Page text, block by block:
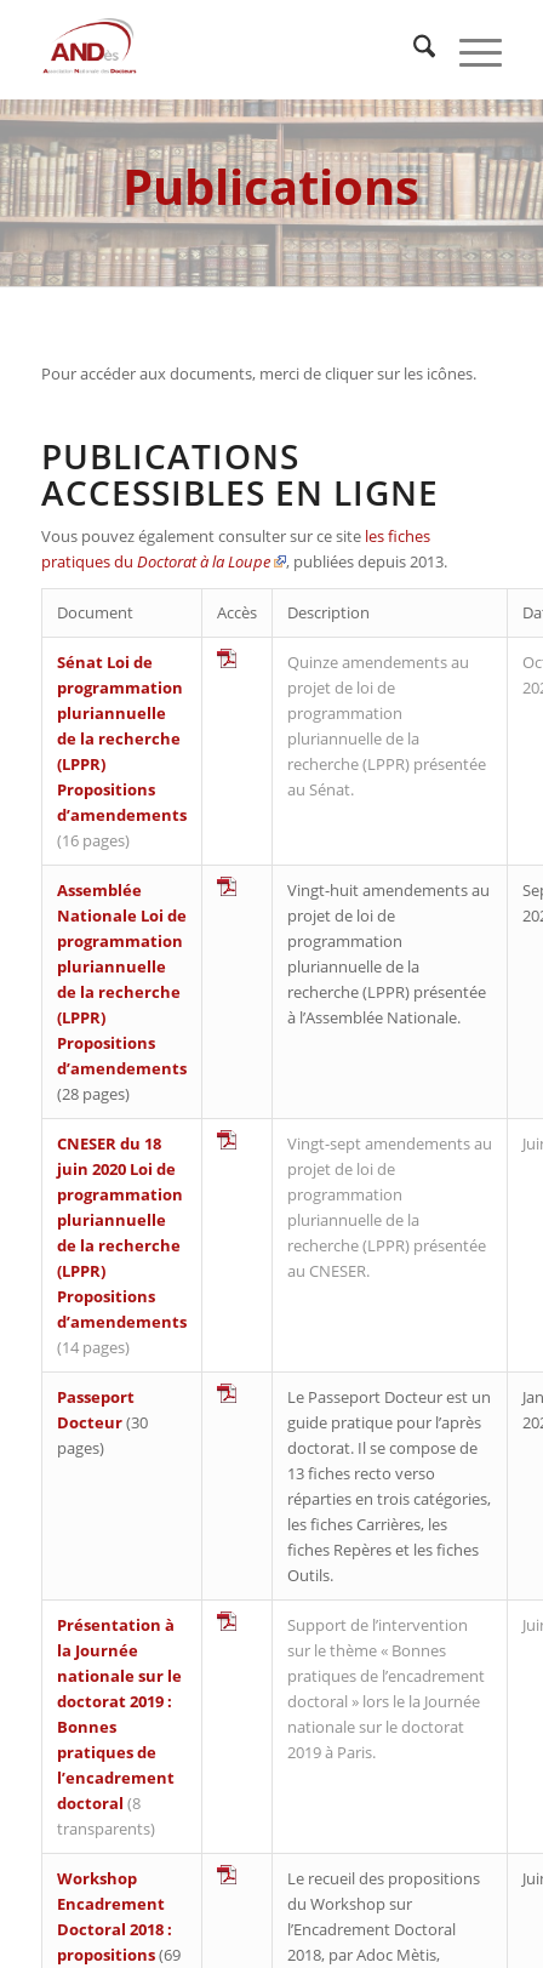
Publications
Pour accéder aux documents, merci de cliquer sur les icônes.
PUBLICATIONS
ACCESSIBLES EN LIGNE
Vous pouvez également consulter sur ce site les fiches
pratiques du Doctorat à la Loupe , publiées depuis 2013.
Document Accès Description
Sénat Loi de
programmation
pluriannuelle
de la recherche
(LPPR)
Propositions
d’amendements
(16 pages)
Quinze amendements au
projet de loi de
programmation
pluriannuelle de la
recherche (LPPR) présentée
au Sénat.
Assemblée
Nationale Loi de
programmation
pluriannuelle
de la recherche
(LPPR)
Propositions
d’amendements
(28 pages)
Vingt-huit amendements au
projet de loi de
programmation
pluriannuelle de la
recherche (LPPR) présentée
à l’Assemblée Nationale.
CNESER du 18
juin 2020 Loi de
programmation
pluriannuelle
de la recherche
(LPPR)
Propositions
d’amendements
(14 pages)
Vingt-sept amendements au
projet de loi de
programmation
pluriannuelle de la
recherche (LPPR) présentée
au CNESER.
Passeport
Docteur(30
pages)
Le Passeport Docteur est un
guide pratique pour l’après
doctorat. Il se compose de
13 fiches recto verso
réparties en trois catégories,
les fiches Carrières, les
fiches Repères et les fiches
Outils.
Présentation à
la Journée
nationale sur le
doctorat 2019 :
Bonnes
pratiques de
l’encadrement
doctoral (8
transparents)
Support de l’intervention
sur le thème « Bonnes
pratiques de l’encadrement
doctoral » lors le la Journée
nationale sur le doctorat
2019 à Paris.
Workshop
Encadrement
Doctoral 2018 :
propositions(69
Le recueil des propositions
du Workshop sur
l’Encadrement Doctoral
2018, par Adoc Mètis,